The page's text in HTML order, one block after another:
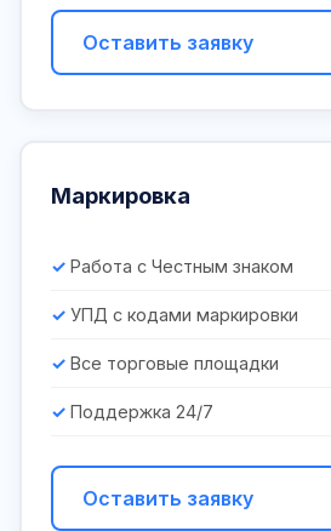
Оставить заявку
Маркировка
Работа с Честным знаком
УПД с кодами маркировки
Все торговые площадки
Поддержка 24/7
Оставить заявку